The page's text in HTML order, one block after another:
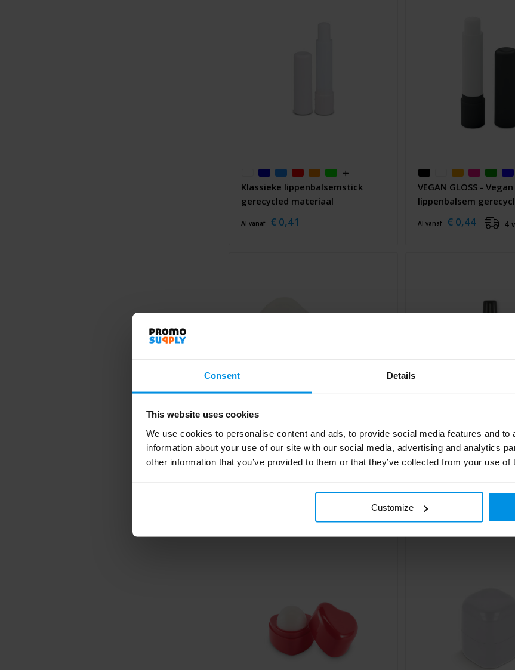
Consent Details
This website uses cookies
We use cookies to personalise content and ads, to provide social media features and
information about your use of our site with our social media, advertising and analytics
other information that you’ve provided to them or that they’ve collected from your use of
Customize
Klassieke lippenbalsemstick
gerecycled materiaal
Al vanaf € 0,41
VEGAN GLOSS - Vegan
lippenbalsem
Al vanaf € 0,44 4
Ester lipbalsem
4 werkdag(en)
SALVE - Vegan
Al vanaf